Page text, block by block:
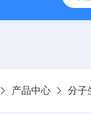
产品中心 分子